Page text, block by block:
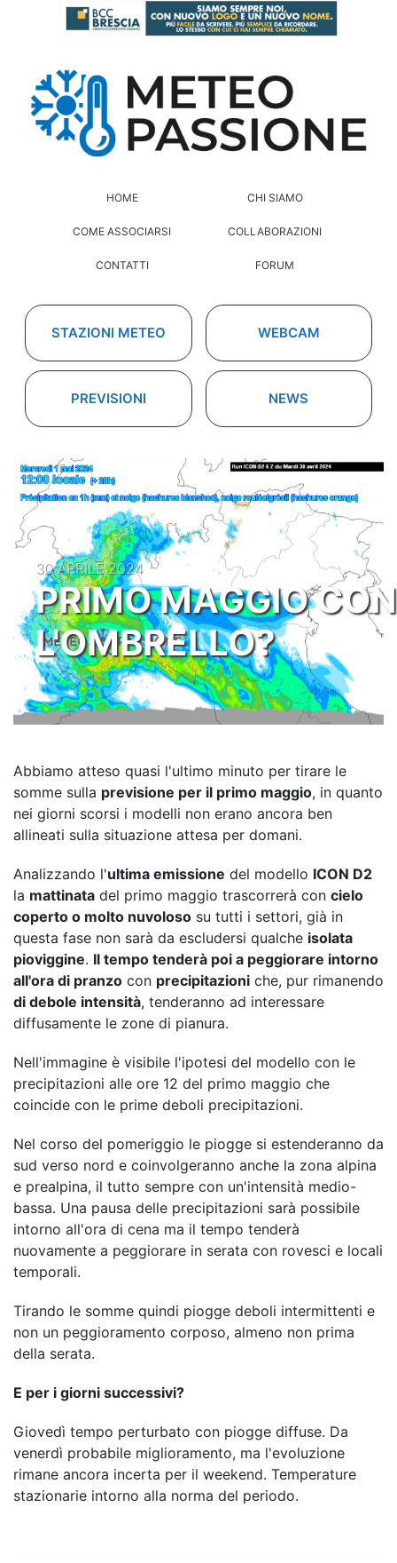
HOME CHI SIAMO
COME ASSOCIARSI COLLABORAZIONI
CONTATTI FORUM
STAZIONI METEO WEBCAM
PREVISIONI NEWS
30 APRILE 2024
PRIMO MAGGIO CON
L'OMBRELLO?
Abbiamo atteso quasi l'ultimo minuto per tirare le
somme sulla previsione per il primo maggio, in quanto
nei giorni scorsi i modelli non erano ancora ben
allineati sulla situazione attesa per domani.
Analizzando l'ultima emissione del modello ICON D2
la mattinata del primo maggio trascorrerà con cielo
coperto o molto nuvoloso su tutti i settori, già in
questa fase non sarà da escludersi qualche isolata
pioviggine. Il tempo tenderà poi a peggiorare intorno
all'ora di pranzo con precipitazioni che, pur rimanendo
di debole intensità, tenderanno ad interessare
diffusamente le zone di pianura.
Nell'immagine è visibile l'ipotesi del modello con le
precipitazioni alle ore 12 del primo maggio che
coincide con le prime deboli precipitazioni.
Nel corso del pomeriggio le piogge si estenderanno da
sud verso nord e coinvolgeranno anche la zona alpina
e prealpina, il tutto sempre con un'intensità medio-
bassa. Una pausa delle precipitazioni sarà possibile
intorno all'ora di cena ma il tempo tenderà
nuovamente a peggiorare in serata con rovesci e locali
temporali.
Tirando le somme quindi piogge deboli intermittenti e
non un peggioramento corposo, almeno non prima
della serata.
E per i giorni successivi?
Giovedì tempo perturbato con piogge diffuse. Da
venerdì probabile miglioramento, ma l'evoluzione
rimane ancora incerta per il weekend. Temperature
stazionarie intorno alla norma del periodo.